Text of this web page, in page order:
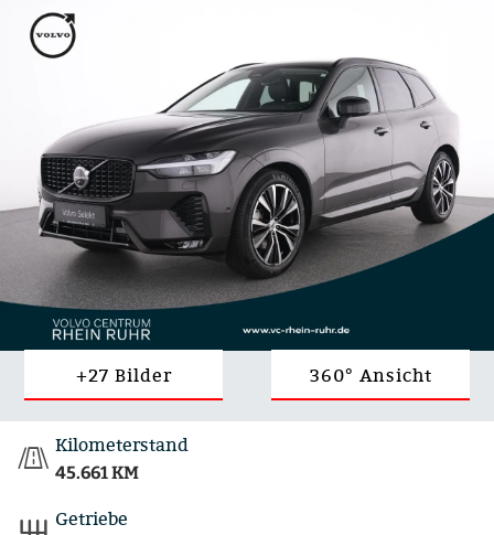
+27 Bilder 360° Ansicht
Kilometerstand
45.661 KM
Getriebe